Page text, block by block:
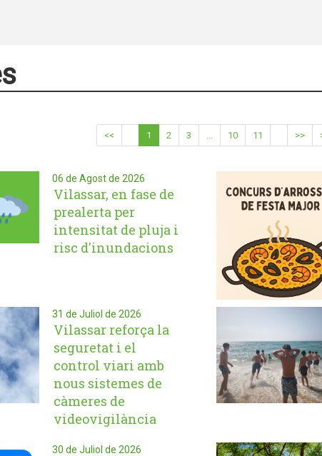
<< 1 2 3 ... 10 11 >>
06 de Agost de 2026
Vilassar, en fase de
prealerta per
intensitat de pluja i
risc d'inundacions
31 de Juliol de 2026
Vilassar reforça la
seguretat i el
control viari amb
nous sistemes de
càmeres de
videovigilància
30 de Juliol de 2026